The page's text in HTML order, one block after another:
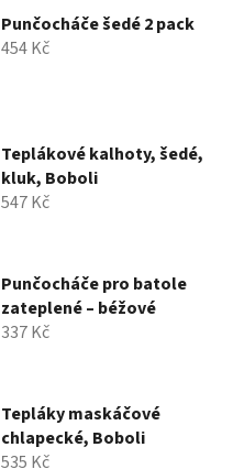
Punčocháče šedé 2 pack
454 Kč
Teplákové kalhoty, šedé,
kluk, Boboli
547 Kč
Punčocháče pro batole
zateplené – béžové
337 Kč
Tepláky maskáčové
chlapecké, Boboli
535 Kč